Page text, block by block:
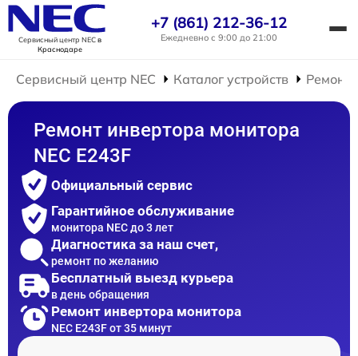
Сервисный центр NECв
Краснодаре
+7 (861) 212-36-12
Ежедневно с 9:00 до 21:00
Сервисный центр NEC Каталог устройств Ремонт
Ремонт инвертора монитора
NEC E243F
Официальный сервис
Гарантийное обслуживание
монитора NEC до 3 лет
Диагностика за наш счет,
ремонт по желанию
Бесплатный выезд курьера
в день обращения
Ремонт инвертора монитора
NEC E243F от 35 минут